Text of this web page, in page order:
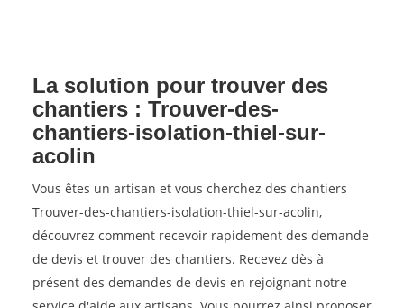
La solution pour trouver des
chantiers : Trouver-des-
chantiers-isolation-thiel-sur-
acolin
Vous êtes un artisan et vous cherchez des chantiers
Trouver-des-chantiers-isolation-thiel-sur-acolin,
découvrez comment recevoir rapidement des demande
de devis et trouver des chantiers. Recevez dès à
présent des demandes de devis en rejoignant notre